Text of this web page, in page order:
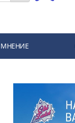
МНЕНИЕ